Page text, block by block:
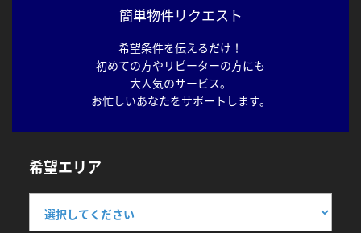
簡単物件リクエスト
希望条件を伝えるだけ！
初めての方やリピーターの方にも
大人気のサービス。
お忙しいあなたをサポートします。
希望エリア